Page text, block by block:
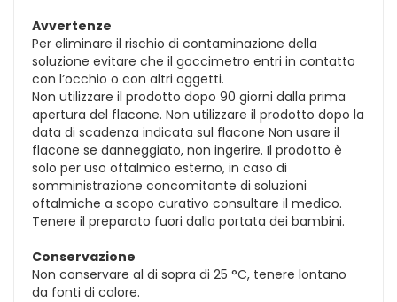
Avvertenze
Per eliminare il rischio di contaminazione della
soluzione evitare che il goccimetro entri in contatto
con l’occhio o con altri oggetti.
Non utilizzare il prodotto dopo 90 giorni dalla prima
apertura del flacone. Non utilizzare il prodotto dopo la
data di scadenza indicata sul flacone Non usare il
flacone se danneggiato, non ingerire. Il prodotto è
solo per uso oftalmico esterno, in caso di
somministrazione concomitante di soluzioni
oftalmiche a scopo curativo consultare il medico.
Tenere il preparato fuori dalla portata dei bambini.
Conservazione
Non conservare al di sopra di 25 °C, tenere lontano
da fonti di calore.